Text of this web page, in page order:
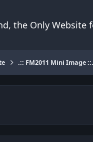
the Only Website
.:: FM2011 Mini Image ::.